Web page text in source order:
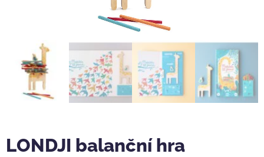
LONDJI balanční hra